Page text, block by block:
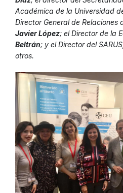
Académica de la Universidad
Director General de Relaciones
Javier López; el Director de la
Beltrán; y el Director del SARUS,
otros.